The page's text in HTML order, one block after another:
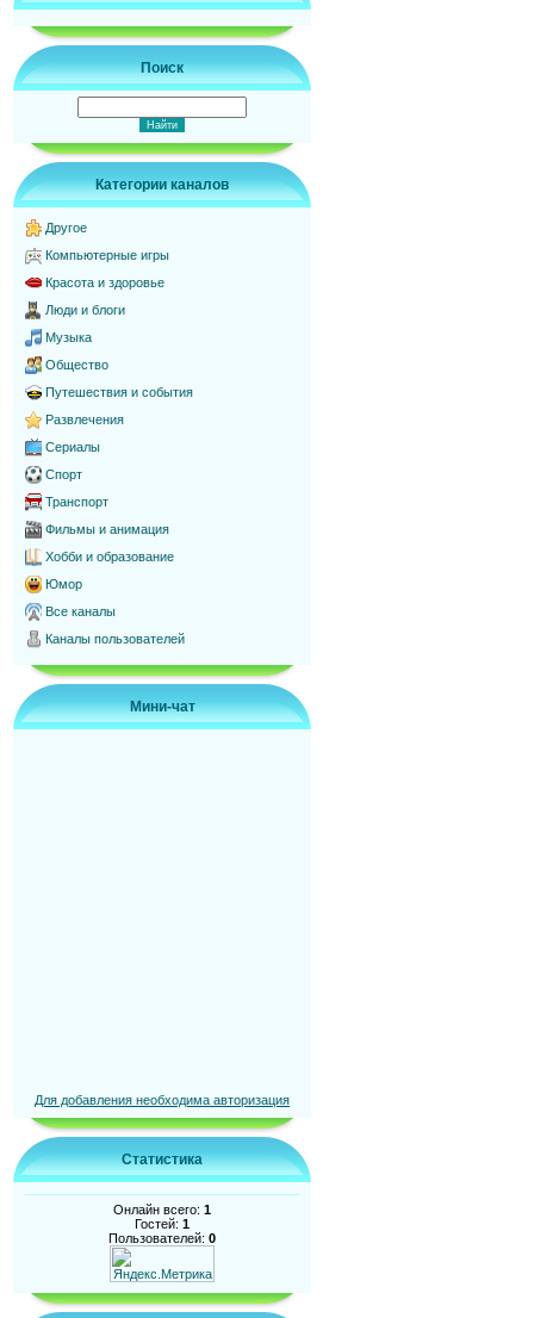
Поиск
Категории каналов
Другое
Компьютерные игры
Красота и здоровье
Люди и блоги
Музыка
Общество
Путешествия и события
Развлечения
Сериалы
Спорт
Транспорт
Фильмы и анимация
Хобби и образование
Юмор
Все каналы
Каналы пользователей
Мини-чат
Для добавления необходима авторизация
Статистика
Онлайн всего: 1
Гостей: 1
Пользователей: 0